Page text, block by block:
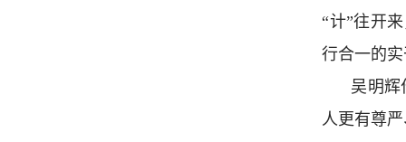
“计”往开
行合一的
吴明辉
人更有尊